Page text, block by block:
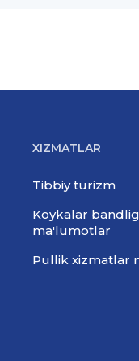
XIZMATLAR
Tibbiy turizm
Koykalar
ma'lumotlar
Pullik xizmatlar